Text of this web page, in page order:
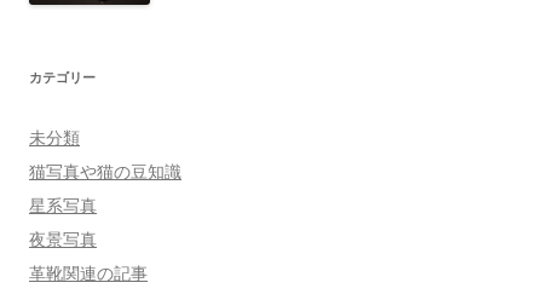
カテゴリー
未分類
猫写真や猫の豆知識
星系写真
夜景写真
革靴関連の記事